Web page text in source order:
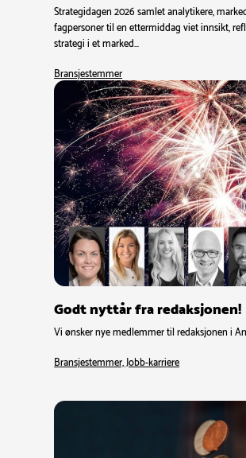
Strategidagen 2026 samlet analytikere,
fagpersoner til en ettermiddag viet innsikt,
strategi i et marked…
Bransjestemmer
Godt nyttår fra redaksjonen!
Vi ønsker nye medlemmer til redaksjonen i
Bransjestemmer, Jobb-karriere